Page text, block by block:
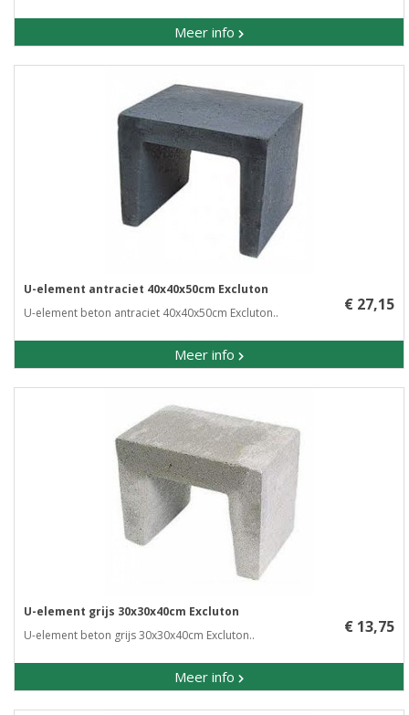
Meer info
U-element antraciet 40x40x50cm Excluton
U-element beton antraciet 40x40x50cm Excluton..
Meer info
€ 27,15
U-element grijs 30x30x40cm Excluton
U-element beton grijs 30x30x40cm Excluton..
Meer info
€ 13,75